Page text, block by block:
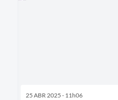
25 ABR 2025 - 11h06